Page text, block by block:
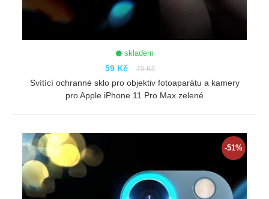
skladem
59 Kč 79 Kč
ZOBRAZIT
Svítící ochranné sklo pro objektiv fotoaparátu a kamery
pro Apple iPhone 11 Pro Max zelené
-51%